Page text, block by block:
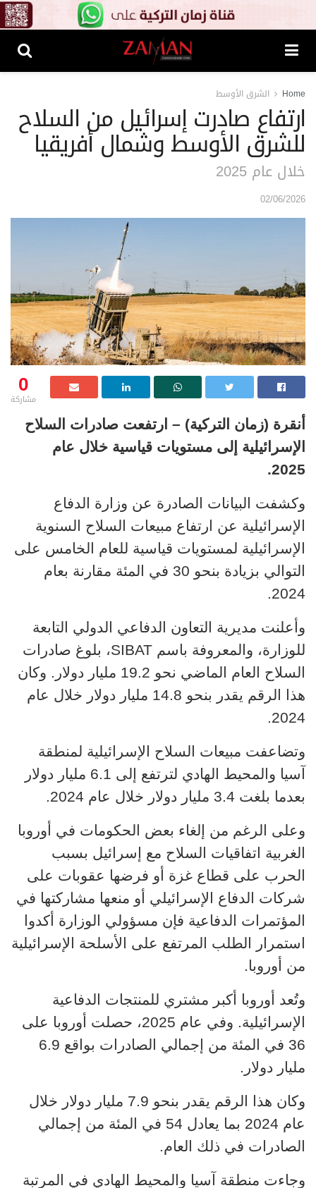
Home الشرق الأوسط
ارتفاع صادرت إسرائيل من السلاح
للشرق الأوسط وشمال أفريقيا
خلال عام 2025
02/06/2026
0
مشاركة
أنقرة (زمان التركية) – ارتفعت صادرات السلاح
الإسرائيلية إلى مستويات قياسية خلال عام
2025.
وكشفت البيانات الصادرة عن وزارة الدفاع
الإسرائيلية عن ارتفاع مبيعات السلاح السنوية
الإسرائيلية لمستويات قياسية للعام الخامس على
التوالي بزيادة بنحو 30 في المئة مقارنة بعام
2024.
وأعلنت مديرية التعاون الدفاعي الدولي التابعة
للوزارة، والمعروفة باسم SIBAT، بلوغ صادرات
السلاح العام الماضي نحو 19.2 مليار دولار. وكان
هذا الرقم يقدر بنحو 14.8 مليار دولار خلال عام
2024.
وتضاعفت مبيعات السلاح الإسرائيلية لمنطقة
آسيا والمحيط الهادي لترتفع إلى 6.1 مليار دولار
بعدما بلغت 3.4 مليار دولار خلال عام 2024.
وعلى الرغم من إلغاء بعض الحكومات في أوروبا
الغربية اتفاقيات السلاح مع إسرائيل بسبب
الحرب على قطاع غزة أو فرضها عقوبات على
شركات الدفاع الإسرائيلي أو منعها مشاركتها في
المؤتمرات الدفاعية فإن مسؤولي الوزارة أكدوا
استمرار الطلب المرتفع على الأسلحة الإسرائيلية
من أوروبا.
وتُعد أوروبا أكبر مشتري للمنتجات الدفاعية
الإسرائيلية. وفي عام 2025، حصلت أوروبا على
36 في المئة من إجمالي الصادرات بواقع 6.9
مليار دولار.
وكان هذا الرقم يقدر بنحو 7.9 مليار دولار خلال
عام 2024 بما يعادل 54 في المئة من إجمالي
الصادرات في ذلك العام.
وجاءت منطقة آسيا والمحيط الهادي في المرتبة